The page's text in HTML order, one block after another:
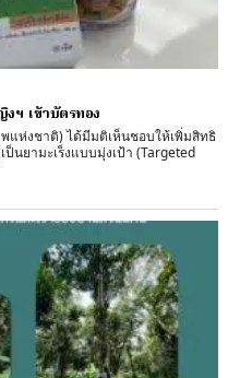
ฯ เข้าบัตรทอง
แห่งชาติ) ได้มีมติเห็นชอบให้เพิ่มสิทธิ
นยามะเร็งแบบมุ่งเป้า (Targeted